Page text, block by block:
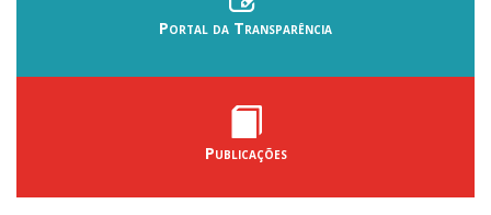
Portal da Transparência
Publicações